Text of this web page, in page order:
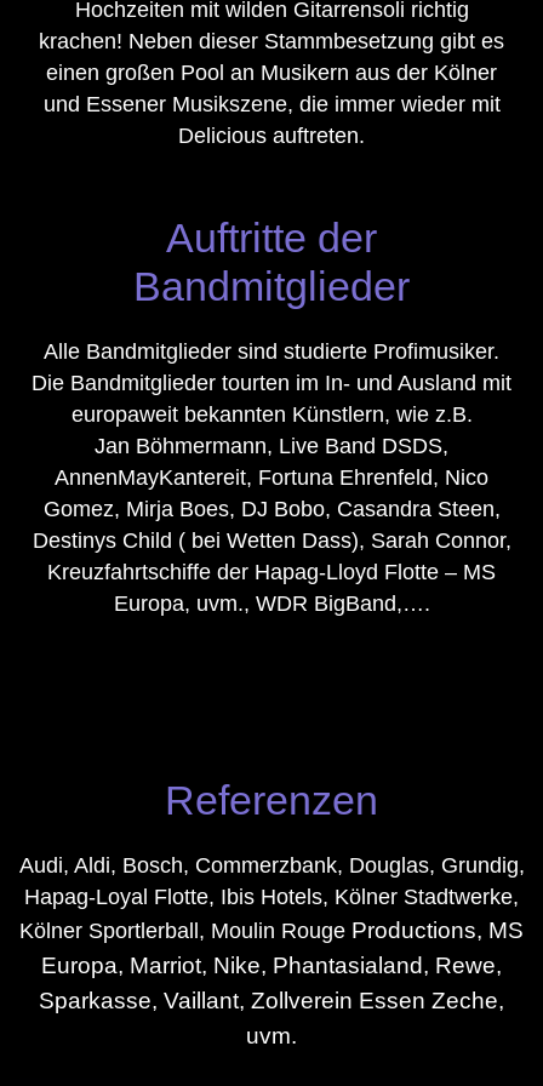
Hochzeiten mit wilden Gitarrensoli richtig
krachen! Neben dieser Stammbesetzung gibt es
einen großen Pool an Musikern aus der Kölner
und Essener Musikszene, die immer wieder mit
Delicious auftreten.
Auftritte der
Bandmitglieder
Alle Bandmitglieder sind studierte Profimusiker.
Die Bandmitglieder tourten im In- und Ausland mit
europaweit bekannten Künstlern, wie z.B.
Jan Böhmermann, Live Band DSDS,
AnnenMayKantereit, Fortuna Ehrenfeld, Nico
Gomez, Mirja Boes, DJ Bobo, Casandra Steen,
Destinys Child ( bei Wetten Dass), Sarah Connor,
Kreuzfahrtschiffe der Hapag-Lloyd Flotte – MS
Europa, uvm., WDR BigBand,….
Referenzen
Audi, Aldi, Bosch, Commerzbank, Douglas, Grundig,
Hapag-Loyal Flotte, Ibis Hotels, Kölner Stadtwerke,
Kölner Sportlerball, Moulin Rouge Productions, MS
Europa, Marriot, Nike, Phantasialand, Rewe,
Sparkasse, Vaillant, Zollverein Essen Zeche,
uvm.